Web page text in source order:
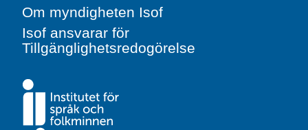
Om myndigheten Isof
Isof ansvarar för
Tillgänglighetsredogörelse